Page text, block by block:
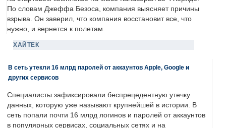
По словам Джеффа Безоса, компания выясняет причины
взрыва. Он заверил, что компания восстановит все, что
нужно, и вернется к полетам.
ХАЙТЕК
В сеть утекли 16 млрд паролей от аккаунтов Apple, Google и
других сервисов
Специалисты зафиксировали беспрецедентную утечку
данных, которую уже называют крупнейшей в истории. В
сеть попали почти 16 млрд логинов и паролей от аккаунтов
в популярных сервисах, социальных сетях и на